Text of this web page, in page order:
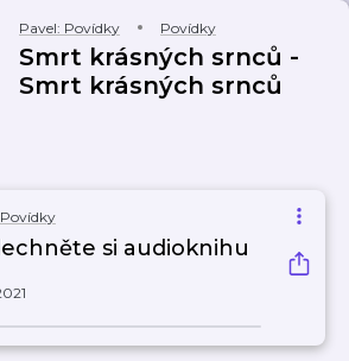
Pavel: Povídky Povídky
Smrt krásných srnců -
Smrt krásných srnců
si audioknihu